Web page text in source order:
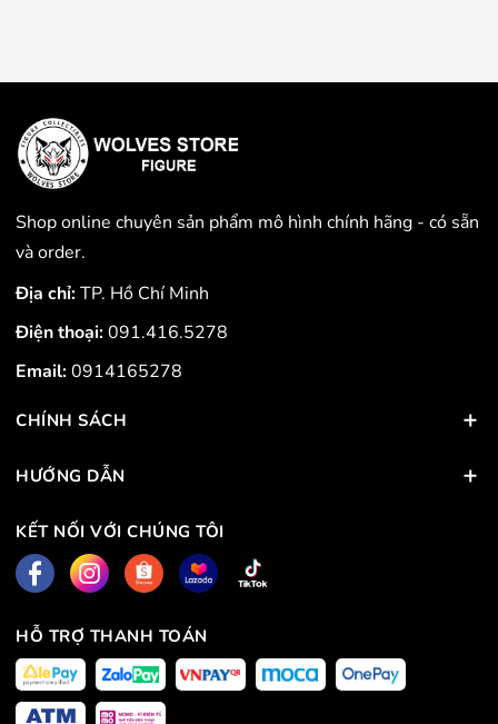
Shop online chuyên sản phẩm mô hình chính hãng - có sẵn
và order.
Địa chỉ:TP. Hồ Chí Minh
Điện thoại:091.416.5278
Email:0914165278
CHÍNH SÁCH
HƯỚNG DẪN
KẾT NỐI VỚI CHÚNG TÔI
HỖ TRỢ THANH TOÁN